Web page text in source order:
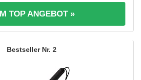
TOP ANGEBOT »
2